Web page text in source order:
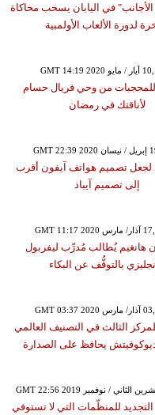
في اليابان يسحب محاكاة
لدورة الألعاب الأولمبية
للمحجبات من وحي فريال حسام
لأناقتك في رمضان
تصميم هواتف آيفون أقرب
إلى تصميم آيباد
هانغيم يُطالب مُدرِّب ليفربول
بالتوقُّف عن البكاء
الثالث في التصنيف العالمي
يحافظ على الصدارة
للمنظّمات التي لا تستوفي